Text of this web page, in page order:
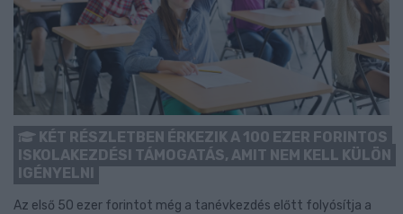
KÉT RÉSZLETBEN ÉRKEZIK A 100 EZER FORINTOS
ISKOLAKEZDÉSI TÁMOGATÁS, AMIT NEM KELL KÜLÖN
IGÉNYELNI
Az első 50 ezer forintot még a tanévkezdés előtt folyósítja a